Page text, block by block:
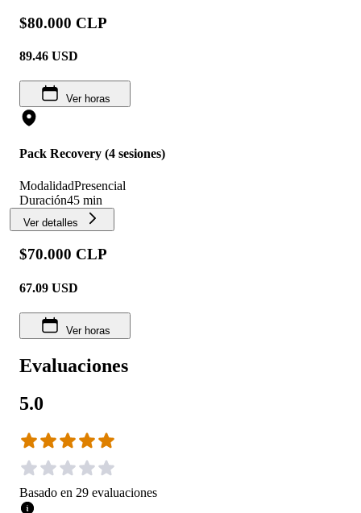
$80.000 CLP
89.46 USD
Ver horas
Pack Recovery (4 sesiones)
ModalidadPresencial
Duración45 min
Ver detalles
$70.000 CLP
67.09 USD
Ver horas
Evaluaciones
5.0
Basado en 29 evaluaciones